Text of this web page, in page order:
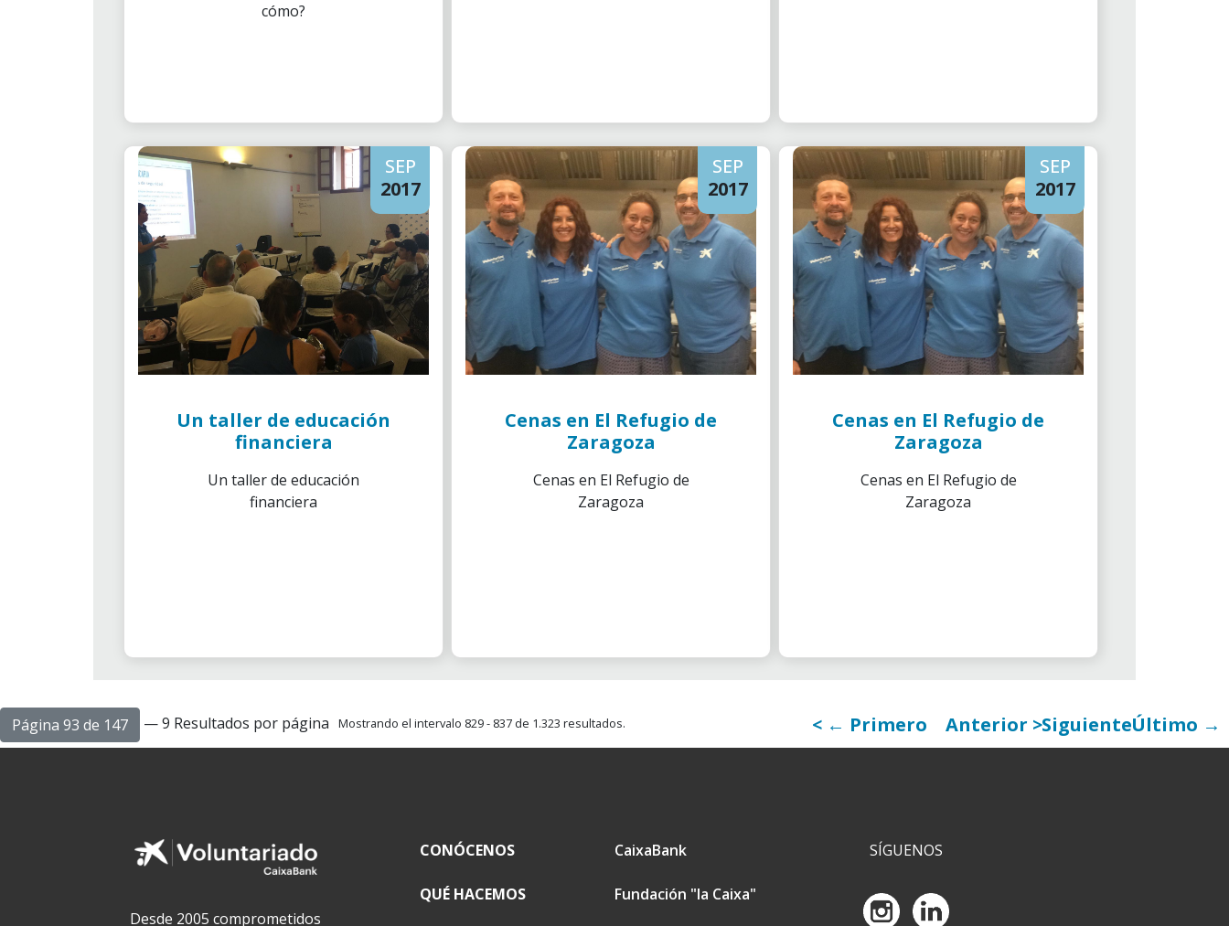
cómo?
SEP
2017
Un taller de educación
financiera
Un taller de educación
financiera
SEP
2017
Cenas en El Refugio de
Zaragoza
Cenas en El Refugio de
Zaragoza
SEP
2017
Cenas en El Refugio de
Zaragoza
Cenas en El Refugio de
Zaragoza
Página 93 de 147 — 9 Resultados por página Mostrando el intervalo 829 - 837 de 1.323 resultados. ← Primero Anterior SiguienteÚltimo →
Desde 2005 comprometidos
CONÓCENOS
QUÉ HACEMOS
CaixaBank
Fundación "la Caixa"
SÍGUENOS